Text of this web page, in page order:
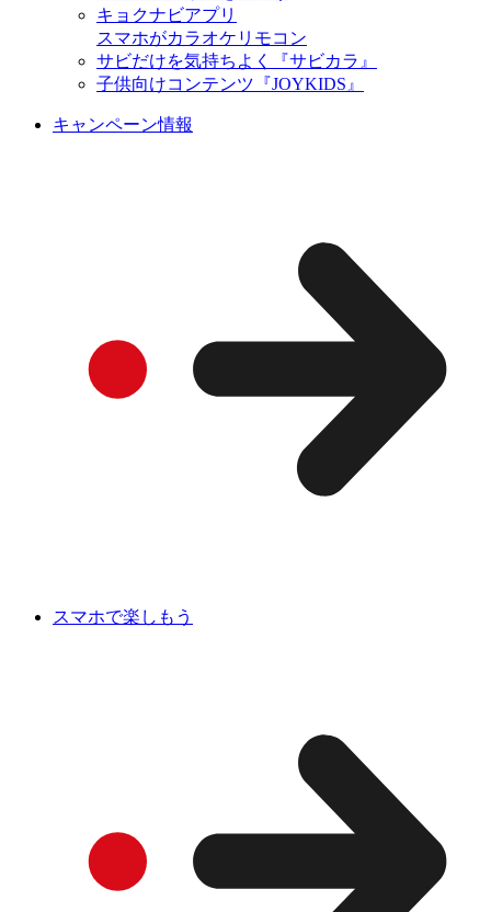
キョクナビアプリ
スマホがカラオケリモコン
サビだけを気持ちよく『サビカラ』
子供向けコンテンツ『JOYKIDS』
キャンペーン情報
スマホで楽しもう